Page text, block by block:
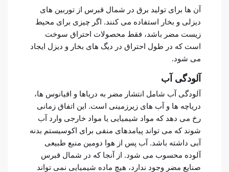
آن ها برای تولید برق در شمال قبرس از توربین های
دیزلی و بخار استفاده می کنند. اگر چیزی برای محیط
زیست مضر باشد، فقط محصولات احتراق سوخت
است که در طول احتراق در دیگ های بخار و دیزل ایجاد
می شود.
آلودگی آب
آلودگی آب شامل انتشار مضر به دریاها و اقیانوس ها،
دریاچه ها و آب های زیرزمینی است. این اتفاق زمانی
رخ می دهد که مواد شیمیایی یا مواد خارجی وارد آب
شوند که می تواند پیامدهای منفی برای اکوسیستم بدنه
آبی داشته باشد. آب پس از هوا دومین منبع طبیعی
آلوده محسوب می شود. از آنجا که در شمال قبرس
صنایع مضر وجود ندارد، هیچ ماده شیمیایی نمی تواند